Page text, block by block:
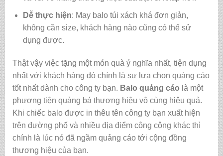
Dễ thực hiện: May balo túi xách khá đơn giản,
không cần size, khách hàng nào cũng có thể sử
dụng được.
Thật vậy việc tặng một món quà ý nghĩa nhất, tiện dụng
nhất với khách hàng đó chính là sự lựa chọn quảng cáo
tốt nhất dành cho công ty bạn. Balo quảng cáo là một
phương tiện quảng bá thương hiệu vô cùng hiệu quả.
Khi chiếc balo được in thêu tên công ty bạn xuất hiện
trên đường phố và nhiều địa điểm công cộng khác thì
chính là lúc nó đã ngầm quảng cáo tới cộng đồng
thương hiệu của bạn.